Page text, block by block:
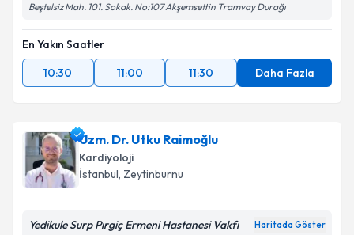
Beştelsiz Mah. 101. Sokak. No:107 Akşemsettin Tramvay Durağı
En Yakın Saatler
10:30
11:00 11:30 Daha Fazla
Uzm. Dr. Utku Raimoğlu
Kardiyoloji
İstanbul, Zeytinburnu
Yedikule Surp Pırgiç Ermeni Hastanesi Vakfı Haritada Göster